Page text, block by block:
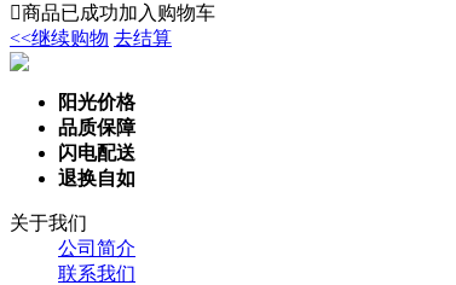
商品已成功加入购物车
<<继续购物 去结算
阳光价格
品质保障
闪电配送
退换自如
关于我们
公司简介
联系我们